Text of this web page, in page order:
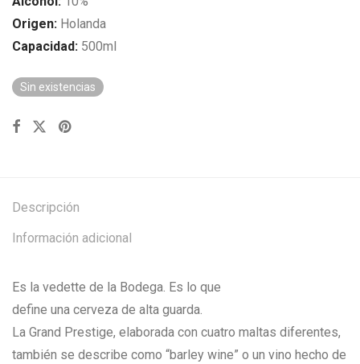
Origen: Holanda
Capacidad: 500ml
Sin existencias
Descripción
Información adicional
Es la vedette de la Bodega. Es lo que
define una cerveza de alta guarda.
La Grand Prestige, elaborada con cuatro maltas diferentes,
también se describe como “barley wine” o un vino hecho de